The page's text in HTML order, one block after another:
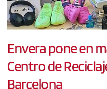
Envera pone en
Centro de
Barcelona